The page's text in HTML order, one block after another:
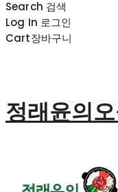
Search 검색
Log In 로그인
Cart장바구니
정래윤의